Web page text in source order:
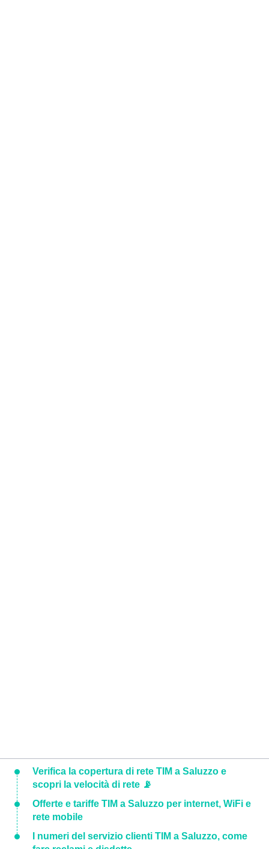
Verifica la copertura di rete TIM a Saluzzo e
scopri la velocità di rete 📡
Offerte e tariffe TIM a Saluzzo per internet, WiFi e
rete mobile
I numeri del servizio clienti TIM a Saluzzo, come